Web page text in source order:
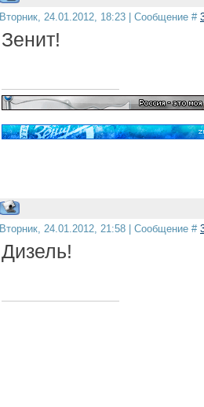
Вторник, 24.01.2012, 18:23 | Сообщение #
Зенит!
Вторник, 24.01.2012, 21:58 | Сообщение #
Дизель!